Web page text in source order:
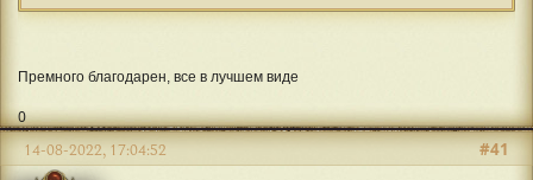
Премного благодарен, все в лучшем виде
0
#41
14-08-2022, 17:04:52